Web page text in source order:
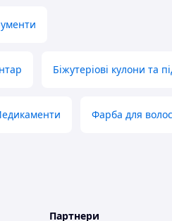
Біжутеріові кулони та
Фарба для
Партнери